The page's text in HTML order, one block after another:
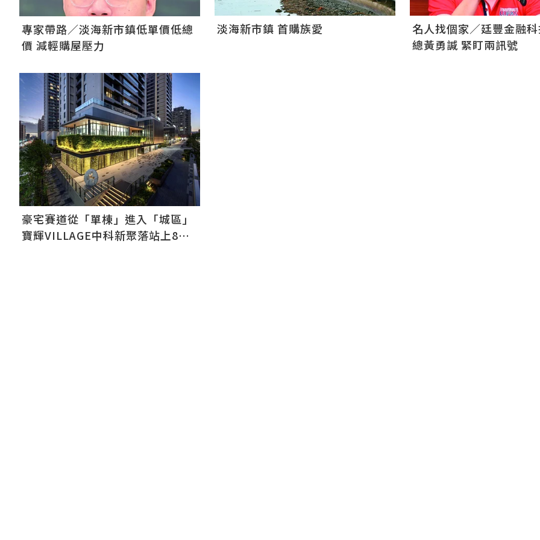
專家帶路／淡海新市鎮低單價低總
價 減輕購屋壓力
淡海新市鎮 首購族愛
名人找個家／廷豐金融
總黃勇諴 緊盯兩訊號
豪宅賽道從「單棟」進入「城區」
寶輝VILLAGE中科新聚落站上8字